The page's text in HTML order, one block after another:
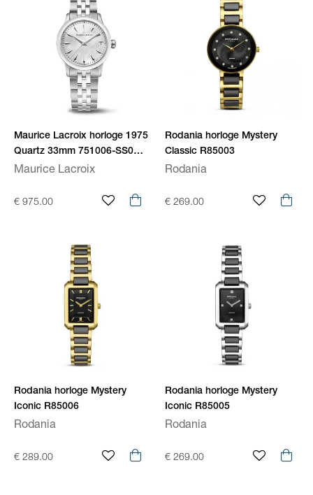
Maurice Lacroix horloge 1975
Quartz 33mm 751006-SS002-
160-1
Maurice Lacroix
€ 975.00
Rodania horloge Mystery
Classic R85003
Rodania
€ 269.00
Rodania horloge Mystery
Iconic R85006
Rodania
€ 289.00
Rodania horloge Mystery
Iconic R85005
Rodania
€ 269.00